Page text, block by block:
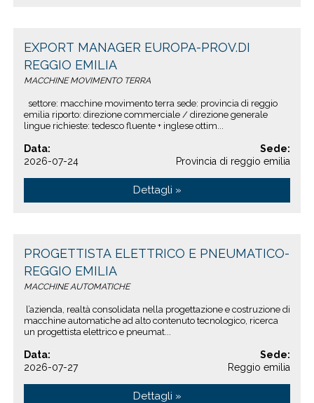
EXPORT MANAGER EUROPA-PROV.DI
REGGIO EMILIA
MACCHINE MOVIMENTO TERRA
settore: macchine movimento terra sede: provincia di reggio
emilia riporto: direzione commerciale / direzione generale
lingue richieste: tedesco fluente + inglese ottim...
Data:
2026-07-24
Sede:
Provincia di reggio emilia
Dettagli »
PROGETTISTA ELETTRICO E PNEUMATICO-
REGGIO EMILIA
MACCHINE AUTOMATICHE
l’azienda, realtà consolidata nella progettazione e costruzione di
macchine automatiche ad alto contenuto tecnologico, ricerca
un progettista elettrico e pneumat...
Data:
2026-07-27
Sede:
Reggio emilia
Dettagli »